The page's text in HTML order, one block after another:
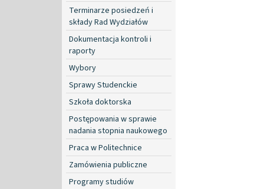
Terminarze posiedzeń i
składy Rad Wydziałów
Dokumentacja kontroli i
raporty
Wybory
Sprawy Studenckie
Szkoła doktorska
Postępowania w sprawie
nadania stopnia naukowego
Praca w Politechnice
Zamówienia publiczne
Programy studiów